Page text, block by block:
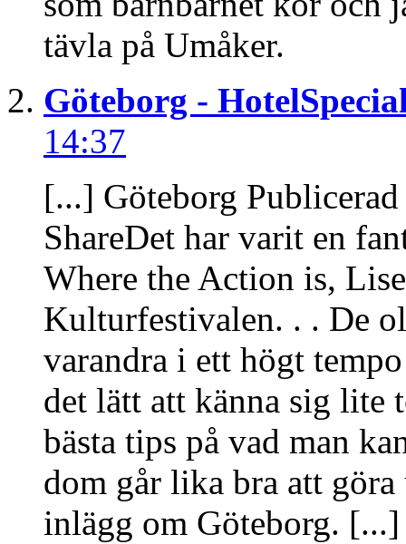
tävla på Umåker.
Göteborg -
14:37
[...] Göteborg
ShareDet har varit en
Where the Action is,
Kulturfestivalen. . . De
varandra i ett högt
det lätt att känna sig lite
bästa tips på vad man
dom går lika bra att
inlägg om Göteborg. [...]